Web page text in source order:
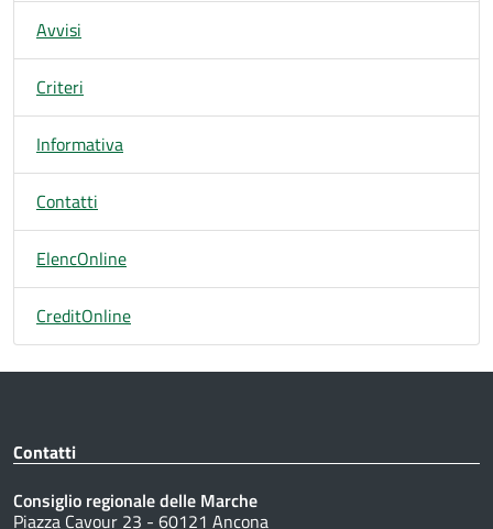
Avvisi
Criteri
Informativa
Contatti
ElencOnline
CreditOnline
Contatti
Consiglio regionale delle Marche
Piazza Cavour 23 - 60121 Ancona